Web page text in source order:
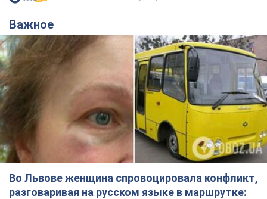
Важное
Во Львове женщина спровоцировала конфликт,
разговаривая на русском языке в маршрутке: